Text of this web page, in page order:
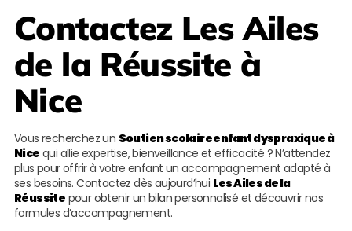
Contactez Les Ailes
de la Réussite à
Nice
Vous recherchez un Soutien scolaire enfant dyspraxique à
Nice qui allie expertise, bienveillance et efficacité ? N’attendez
plus pour offrir à votre enfant un accompagnement adapté à
ses besoins. Contactez dès aujourd’hui Les Ailes de la
Réussite pour obtenir un bilan personnalisé et découvrir nos
formules d’accompagnement.